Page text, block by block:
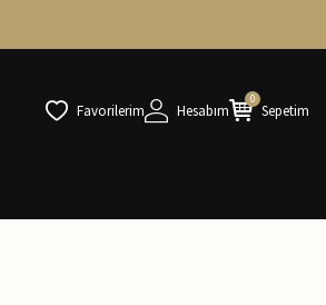
Favorilerim Hesabım
0
Sepetim